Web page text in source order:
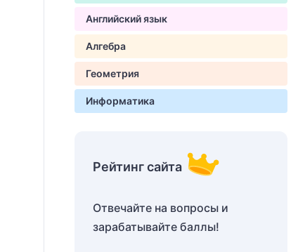
Английский язык
Алгебра
Геометрия
Информатика
Рейтинг сайта
Отвечайте на вопросы и
зарабатывайте баллы!